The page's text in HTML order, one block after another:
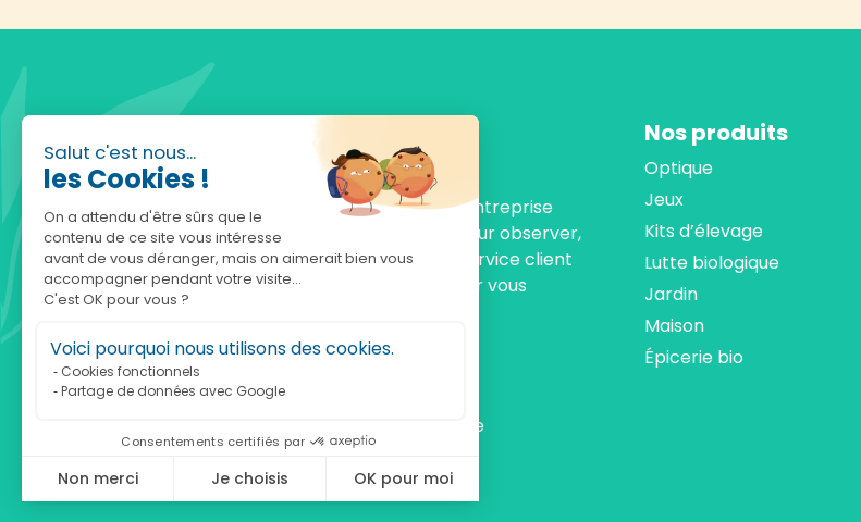
Salut c'est nous...
les Cookies !
On a attendu d'être sûrs que le
contenu de ce site vous intéresse
avant de vous déranger, mais on aimerait bien vous
accompagner pendant votre visite...
C'est OK pour vous ?
Voici pourquoi nous utilisons des cookies.
Cookies fonctionnels
Partage de données avec Google
Consentements certifiés par
Non merci Je choisis OK pour moi
Fondée en 2010, achatnature.com est une entreprise
française qui réunit plus de 5000 produits pour observer,
comprendre et protéger la nature. Notre service client
est à votre écoute, du lundi au vendredi, pour vous
accompagner.
Notre adresse :
achatnature.com (Ethik & Nature)
160 rue Pierre Fallion - 69140 Rillieux-La-Pape
Nos produits
Optique
Jeux
Kits d’élevage
Lutte biologique
Jardin
Maison
Épicerie bio